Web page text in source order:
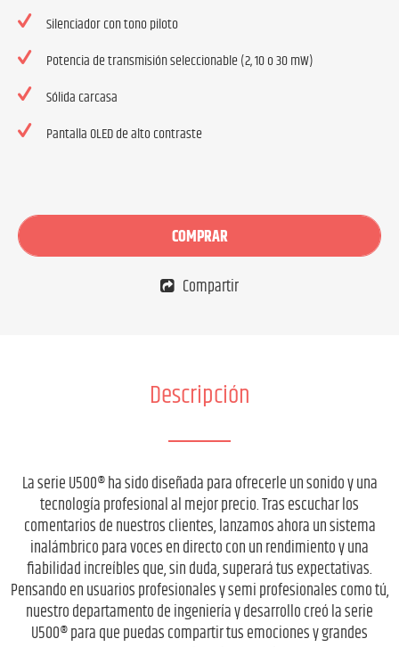
Silenciador con tono piloto
Potencia de transmisión seleccionable (2, 10 o 30 mW)
Sólida carcasa
Pantalla OLED de alto contraste
COMPRAR
Compartir
Descripción
La serie U500® ha sido diseñada para ofrecerle un sonido y una
tecnología profesional al mejor precio. Tras escuchar los
comentarios de nuestros clientes, lanzamos ahora un sistema
inalámbrico para voces en directo con un rendimiento y una
fiabilidad increíbles que, sin duda, superará tus expectativas.
Pensando en usuarios profesionales y semi profesionales como tú,
nuestro departamento de ingeniería y desarrollo creó la serie
U500® para que puedas compartir tus emociones y grandes